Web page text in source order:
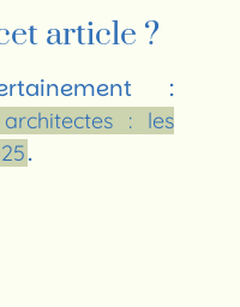
article ?
:
: les
.